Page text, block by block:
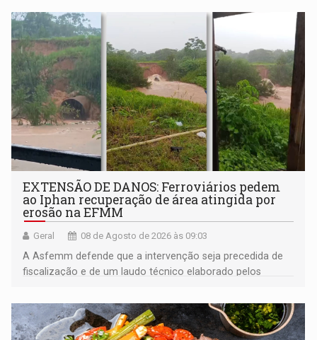
EXTENSÃO DE DANOS: Ferroviários pedem
ao Iphan recuperação de área atingida por
erosão na EFMM
Geral 08 de Agosto de 2026 às 09:03
A Asfemm defende que a intervenção seja precedida de
fiscalização e de um laudo técnico elaborado pelos